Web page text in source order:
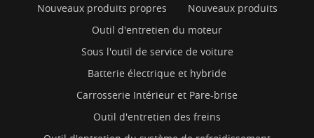
Nouveaux produits propres
Nouveaux produits
Outil d'entretien du moteur
Sous l'outil de service de voiture
Batterie électrique et hybride
Carrosserie Intérieur et Pare-brise
Outil d'entretien des freins